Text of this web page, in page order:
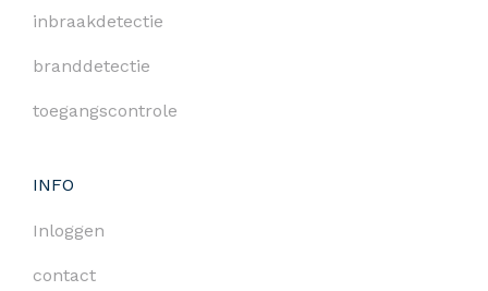
inbraakdetectie
branddetectie
toegangscontrole
INFO
Inloggen
contact